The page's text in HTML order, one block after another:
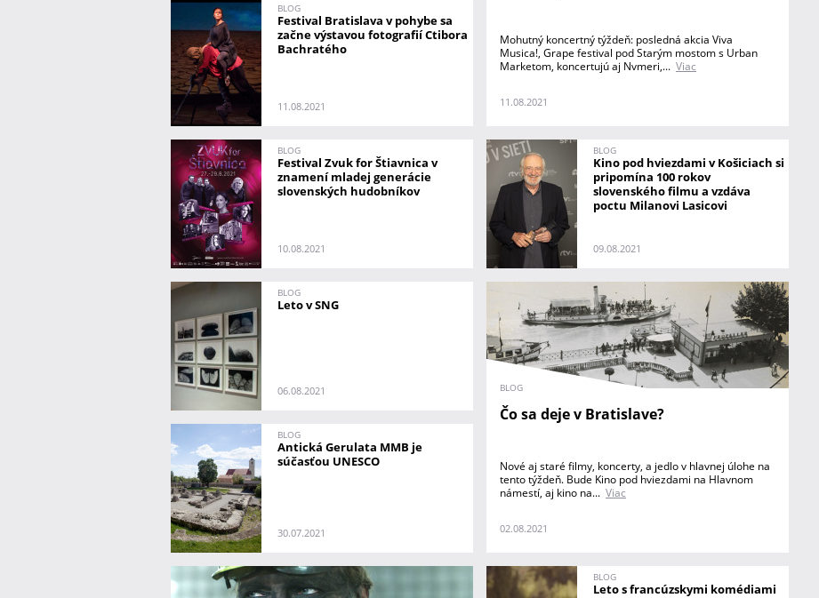
Mohutný koncertný týždeň: posledná akcia Viva
Musica!, Grape festival pod Starým mostom s Urban
Marketom, koncertujú aj Nvmeri,... Viac
11.08.2021
BLOG
Festival Bratislava v pohybe sa
začne výstavou fotografií Ctibora
Bachratého
11.08.2021
BLOG
Festival Zvuk for Štiavnica v
znamení mladej generácie
slovenských hudobníkov
10.08.2021
BLOG
Kino pod hviezdami v Košiciach si
pripomína 100 rokov
slovenského filmu a vzdáva
poctu Milanovi Lasicovi
09.08.2021
BLOG
Leto v SNG
06.08.2021 BLOG
Čo sa deje v Bratislave?
Nové aj staré filmy, koncerty, a jedlo v hlavnej úlohe na
tento týždeň. Bude Kino pod hviezdami na Hlavnom
námestí, aj kino na... Viac
02.08.2021
BLOG
Antická Gerulata MMB je
súčasťou UNESCO
30.07.2021
BLOG
Leto s francúzskymi komédiami